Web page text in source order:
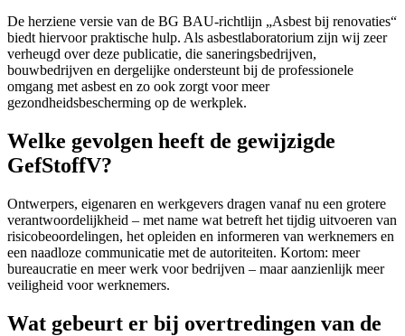
De herziene versie van de BG BAU-richtlijn „Asbest bij renovaties“
biedt hiervoor praktische hulp. Als asbestlaboratorium zijn wij zeer
verheugd over deze publicatie, die saneringsbedrijven,
bouwbedrijven en dergelijke ondersteunt bij de professionele
omgang met asbest en zo ook zorgt voor meer
gezondheidsbescherming op de werkplek.
Welke gevolgen heeft de gewijzigde
GefStoffV?
Ontwerpers, eigenaren en werkgevers dragen vanaf nu een grotere
verantwoordelijkheid – met name wat betreft het tijdig uitvoeren van
risicobeoordelingen, het opleiden en informeren van werknemers en
een naadloze communicatie met de autoriteiten. Kortom: meer
bureaucratie en meer werk voor bedrijven – maar aanzienlijk meer
veiligheid voor werknemers.
Wat gebeurt er bij overtredingen van de